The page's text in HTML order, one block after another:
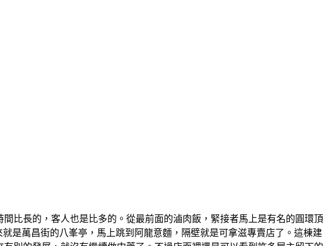
比長的，客人也是比多的。從最前面的滷肉飯，緊接者馬上是有名的圓環頂
是萬昌街的八峯亭，馬上跳到阿龍意麵，隔壁就是可拿滋專賣店了。這棟建